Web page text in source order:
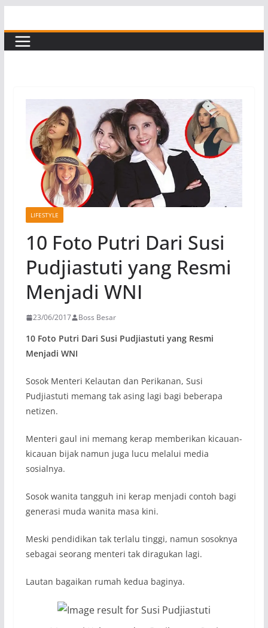
to
content
LIFESTYLE
10 Foto Putri Dari Susi
Pudjiastuti yang Resmi
Menjadi WNI
23/06/2017 Boss Besar
10 Foto Putri Dari Susi Pudjiastuti yang Resmi
Menjadi WNI
Sosok Menteri Kelautan dan Perikanan, Susi
Pudjiastuti memang tak asing lagi bagi beberapa
netizen.
Menteri gaul ini memang kerap memberikan kicauan-
kicauan bijak namun juga lucu melalui media
sosialnya.
Sosok wanita tangguh ini kerap menjadi contoh bagi
generasi muda wanita masa kini.
Meski pendidikan tak terlalu tinggi, namun sosoknya
sebagai seorang menteri tak diragukan lagi.
Lautan bagaikan rumah kedua baginya.